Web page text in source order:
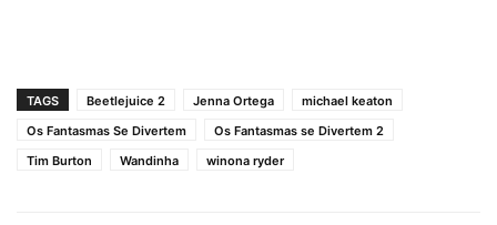
TAGS Beetlejuice 2 Jenna Ortega
michael keaton
Os Fantasmas Se Divertem
Os Fantasmas se Divertem 2
Tim Burton
Wandinha winona ryder